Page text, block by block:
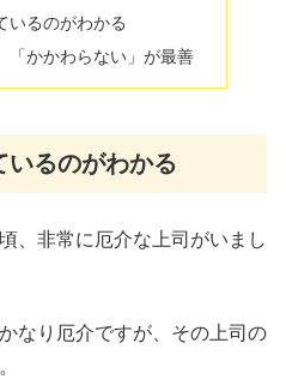
いるのがわかる
「かかわらない」が最善
いるのがわかる
、非常に厄介な上司がいまし
なり厄介ですが、その上司の